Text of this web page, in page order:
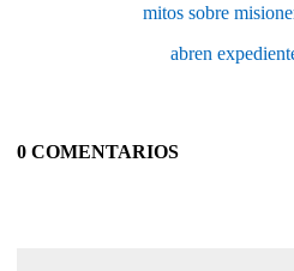
mitos sobre
abren
0 COMENTARIOS